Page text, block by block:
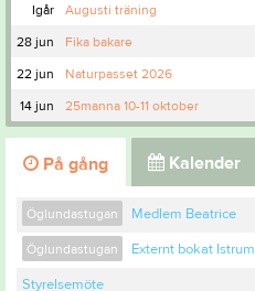
Igår
Augusti träning
28 jun
Fika bakare
22 jun
Naturpasset 2026
14 jun
25manna 10-11 oktober
På gång Kalender
Öglundastugan Medlem Beatrice
Öglundastugan Externt bokat Istrum
Styrelsemöte